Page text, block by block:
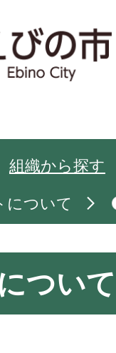
組織から探す
について
ついて